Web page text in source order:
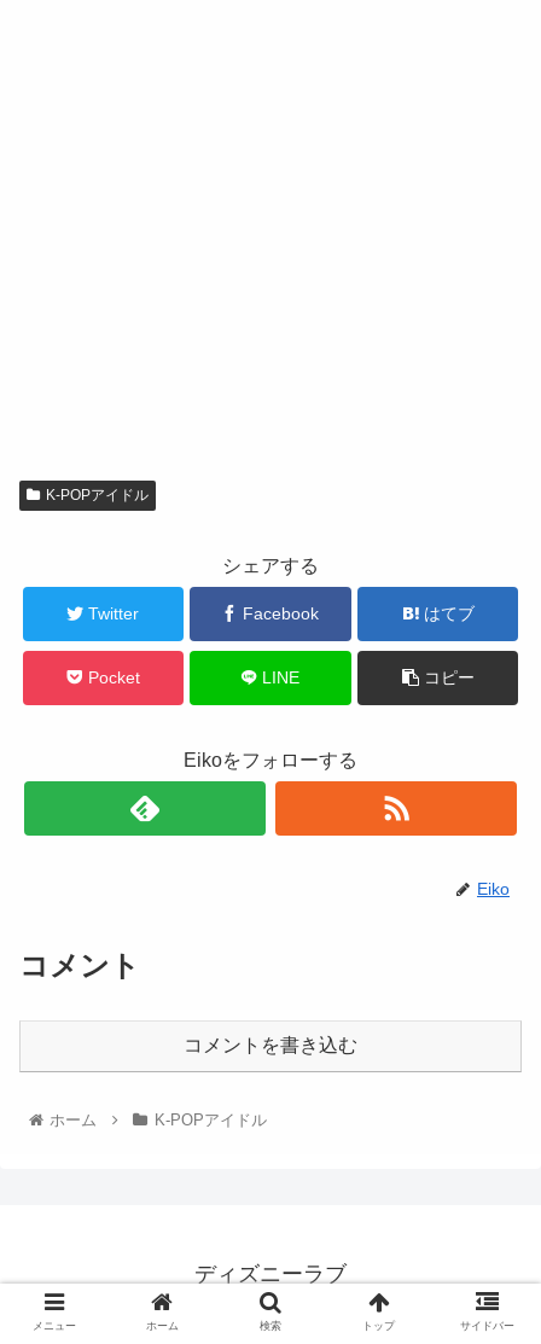
K-POPアイドル
シェアする
Twitter Facebook はてブ
Pocket LINE コピー
Eikoをフォローする
Eiko
コメント
コメントを書き込む
ホーム K-POPアイドル
ディズニーラブ
© 2022 ディズニーラブ.
メニュー ホーム 検索 トップ サイドバー